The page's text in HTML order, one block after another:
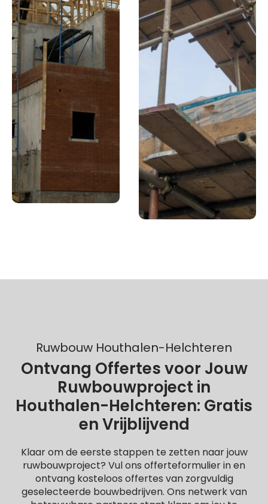
Ruwbouw Houthalen-Helchteren
Ontvang Offertes voor Jouw
Ruwbouwproject in
Houthalen-Helchteren: Gratis
en Vrijblijvend
Klaar om de eerste stappen te zetten naar jouw
ruwbouwproject? Vul ons offerteformulier in en
ontvang kosteloos offertes van zorgvuldig
geselecteerde bouwbedrijven. Ons netwerk van